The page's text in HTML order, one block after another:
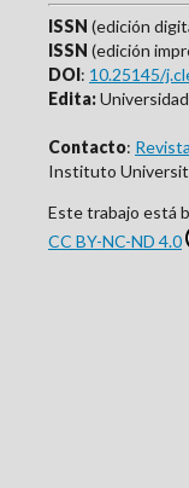
ISSN (edición
ISSN (edición
DOI: 10.25145/
Edita:
Contacto:
Instituto
Este trabajo está
CC BY-NC-ND 4.0